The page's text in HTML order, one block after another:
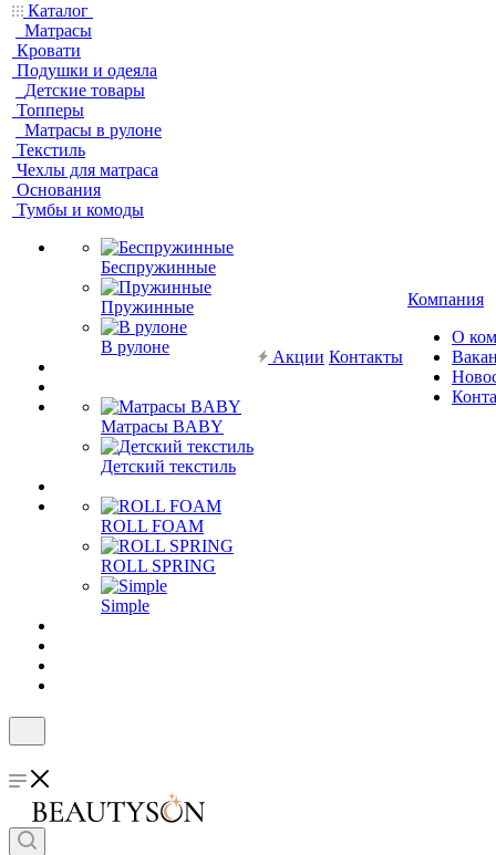
Каталог
Матрасы
Кровати
Подушки и одеяла
Детские товары
Топперы
Матрасы в рулоне
Текстиль
Чехлы для матраса
Основания
Тумбы и комоды
Беспружинные
Пружинные
В рулоне
Матрасы BABY
Детский текстиль
ROLL FOAM
ROLL SPRING
Simple
Акции Контакты
Компания
О